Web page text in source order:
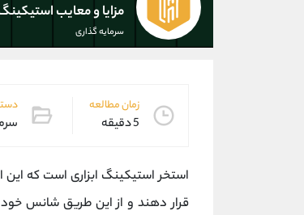
مزایا و معایب
سرمایه گذاری
زمان مطالعه
5 دقیقه
استخر استیکینگ ابزاری است که
قرار دهند و از این طریق شانس